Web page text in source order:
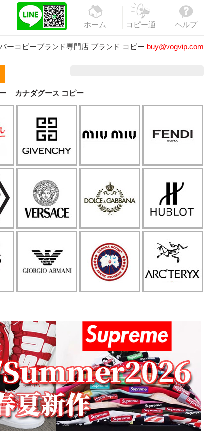
ホーム
コピー通
ヘルプ
ーコピーブランド専門店 ブランド コピー buy@vogvip.com
カナダグース コピー